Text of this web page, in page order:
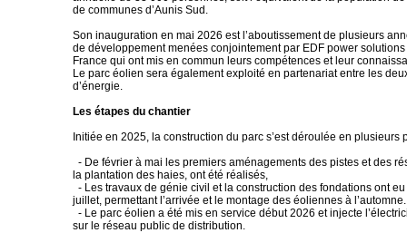
de communes d’Aunis Sud.
Son inauguration en mai 2026 est l’aboutissement de plusieurs
de développement menées conjointement par EDF power
France qui ont mis en commun leurs compétences et leur
Le parc éolien sera également exploité en partenariat entre les
d’énergie.
Les étapes du chantier
Initiée en 2025, la construction du parc s’est déroulée en plusieurs
- De février à mai les premiers aménagements des pistes et des
la plantation des haies, ont été réalisés,
- Les travaux de génie civil et la construction des fondations ont
juillet, permettant l’arrivée et le montage des éoliennes à l’automne.
- Le parc éolien a été mis en service début 2026 et injecte
sur le réseau public de distribution.